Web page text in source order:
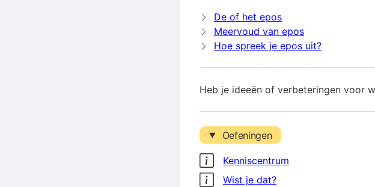
De of het epos
Meervoud van epos
Hoe spreek je epos uit?
Heb je ideeën of verbeteringen voor
Oefeningen
Kenniscentrum
Wist je dat?